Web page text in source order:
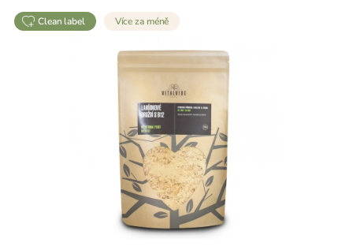
5,0
z
5
clean label Více za méně